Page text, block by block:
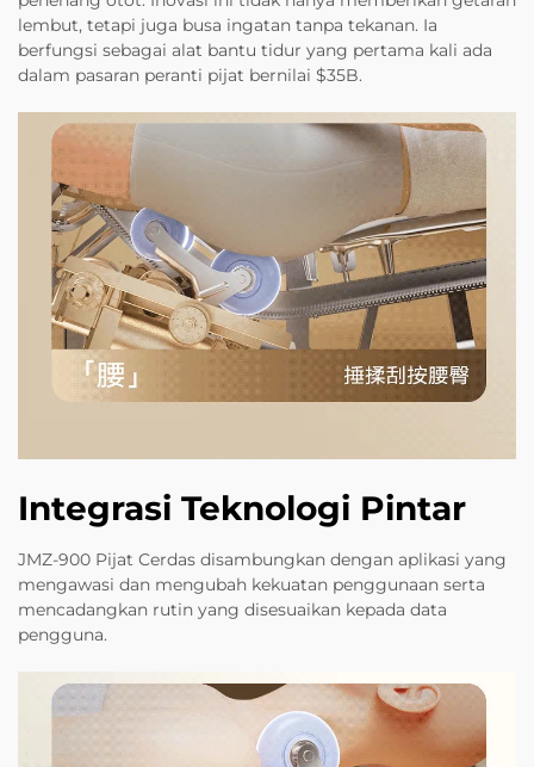
lembut, tetapi juga busa ingatan tanpa tekanan. Ia
berfungsi sebagai alat bantu tidur yang pertama kali ada
dalam pasaran peranti pijat bernilai $35B.
Integrasi Teknologi Pintar
JMZ-900 Pijat Cerdas disambungkan dengan aplikasi yang
mengawasi dan mengubah kekuatan penggunaan serta
mencadangkan rutin yang disesuaikan kepada data
pengguna.